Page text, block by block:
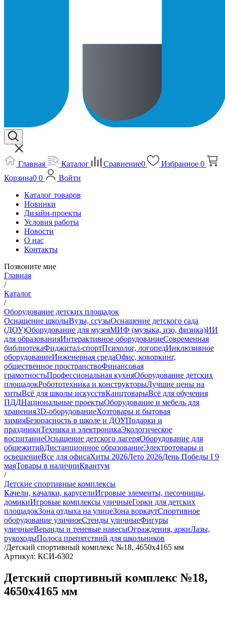
Главная Каталог Сравнение0 Избранное 0
Корзина0 0
Войти
Каталог товаров
Новинки
Дизайн-проекты
Условия работы
Новости
О нас
Контакты
Позвоните мне
Главная
/
Каталог
/
Оборудование детских площадок
Оснащение школыВузы, ссузыОснащение детского сада
(ДОУ)Оборудование для музеяМИФ (музыка, изо, физика)ИИ
для образованияИнтерактивное оборудованиеСовременная
библиотекаФиджитал-спортПсихолог, логопедИнклюзивное
оборудованиеИнженерная средаОфис, коворкинг,
общественное пространствоФинансовая
грамотностьПрофессиональная кухняОборудование детских
площадокРобототехника и конструкторыЛучшие цены на
хитыВсё для школы искусствКанцтоварыВсё для обучения
ПДДНациональные проектыОборудование и мебель для
хранения3D-оборудованиеХозтовары и бытовая
химияБезопасность в школе и ДОУПодарки и
праздникиТехника и электроникаЭкологическое
воспитаниеОснащение детского лагеряОборудование для
общежитийДистанционное образованиеЭлектротовары и
освещениеВсе для офисаХиты 2026Лето 2026День Победы I 9
маяТовары в наличииКвантум
/
Детские спортивные комплексы
Качели, качалки, каруселиИгровые элементы, песочницы,
домикиИгровые комплексы уличныеГорки для детских
площадокЗона отдыха на улицеЗона воркаутСпортивное
оборудование уличноеСтенды уличныеФигуры
уличныеВеранды и теневые навесыОграждения, аркиЛазы,
рукоходыПолоса препятствий для школьников
/Детский спортивный комплекс №18, 4650х4165 мм
Артикул: КСИ-6302
Детский спортивный комплекс №18,
4650х4165 мм